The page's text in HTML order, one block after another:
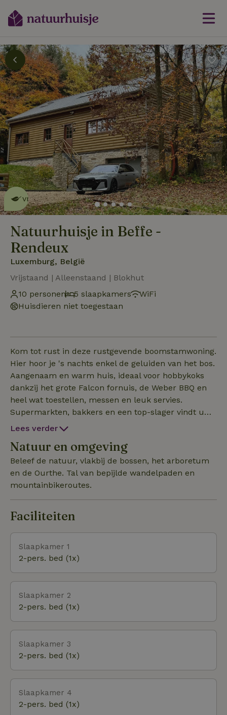
Dit natuurhuisje is eco-
vriendelijklees meer
Natuurhuisje in Beffe -
Rendeux
Luxemburg, België
Vrijstaand | Alleenstaand | Blokhut
10 personen
5 slaapkamers
WiFi
Huisdieren niet toegestaan
Kom tot rust in deze rustgevende boomstamwoning.
Hier hoor je 's nachts enkel de geluiden van het bos.
Aangenaam en warm huis, ideaal voor hobbykoks
dankzij het grote Falcon fornuis, de Weber BBQ en
heel wat toestellen, messen en leuk servies.
Supermarkten, bakkers en een top-slager vindt u
dichtbij. Er is ook een kwalitatieve geluidsinstallatie,
gezelfschapspellen voor jong en oud, enz. Dé ideale
plek voor een deugddoende vakantie.
Lees verder
Natuur en omgeving
Beleef de natuur, vlakbij de bossen, het arboretum
en de Ourthe. Tal van bepijlde wandelpaden en
mountainbikeroutes.
Faciliteiten
Slaapkamer 1
2-pers. bed (1x)
Slaapkamer 2
2-pers. bed (1x)
Slaapkamer 3
2-pers. bed (1x)
Slaapkamer 4
2-pers. bed (1x)